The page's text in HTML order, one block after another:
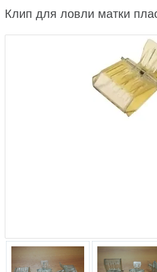
Клип для ловли матки